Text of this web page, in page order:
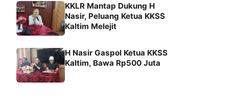
KKLR Mantap Dukung H
Nasir, Peluang Ketua KKSS
Kaltim Melejit
H Nasir Gaspol Ketua KKSS
Kaltim, Bawa Rp500 Juta